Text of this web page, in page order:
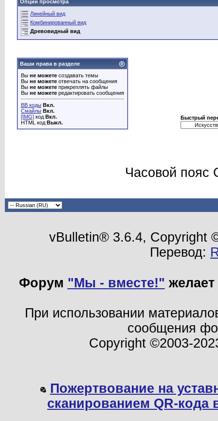
Опции просмотра
Линейный вид
Комбинированный вид
Древовидный вид
Ваши права в разделе
Вы не можете создавать темы
Вы не можете отвечать на сообщения
Вы не можете прикреплять файлы
Вы не можете редактировать сообщения
BB коды Вкл.
Смайлы Вкл.
[IMG] код Вкл.
HTML код Выкл.
Быстрый
Часовой пояс
vBulletin® 3.6.4, Copyright
Перевод:
Форум "Мы - вместе!"
При использовании
сообщения
Copyright ©2003-
Пожертвование на
сканированием QR-